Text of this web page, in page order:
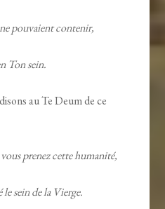
pouvaient contenir,
Ton sein.
au Te Deum de ce
prenez cette humanité,
le sein de la Vierge.